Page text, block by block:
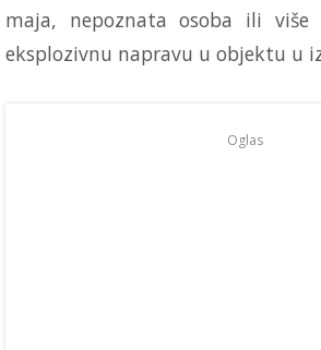
maja, nepoznata osoba ili
eksplozivnu napravu u objektu u
Oglas